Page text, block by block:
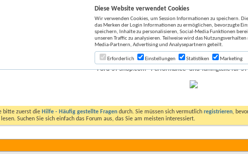
Ford-ST-Shop.com - Performance- und Tuningteile für
bitte zuerst die Hilfe - Häufig gestellte Fragen durch. Sie müssen sich vermutlich registrieren,
Suchen Sie sich einfach das Forum aus, das Sie am meisten interessiert.
Diese Website verwendet Cookies
Wir verwenden Cookies, um Session Informationen zu speichern.
das Merken der Login Informationen zu ermöglichen, bevorzugte
speichern, Inhalte zu personalisieren, Social-Media Funktionen
unseren Traffic zu analysieren. Teilweise wird das
Media-Partnern, Advertising und Analysepartnern geteilt.
Erforderlich Einstellungen Statistiken Marketing